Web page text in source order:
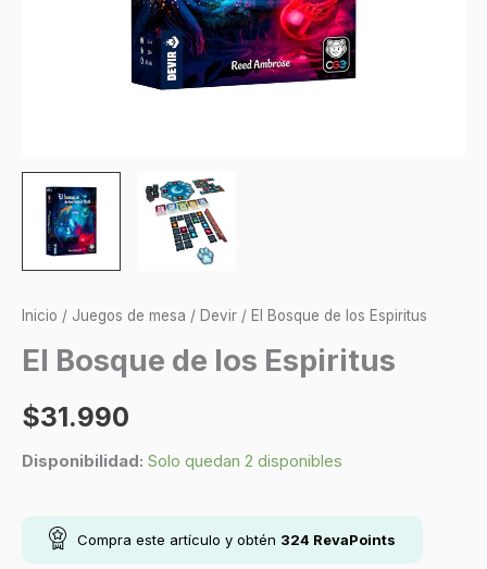
Inicio / Juegos de mesa / Devir / El Bosque de los Espiritus
El Bosque de los Espiritus
$31.990
Disponibilidad: Solo quedan 2 disponibles
Compra este artículo y obtén 324 RevaPoints